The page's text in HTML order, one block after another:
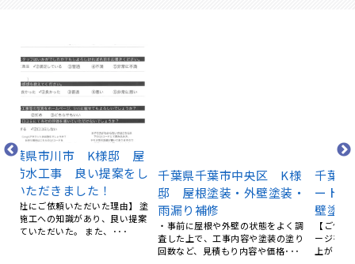
千葉県千葉市中央区 K様
邸 屋根塗装・外壁塗装・
雨漏り補修
・事前に屋根や外壁の状態をよく調
査した上で、工事内容や塗装の塗り
回数など、見積もり内容や価格･･･
千葉県佐倉市 Y様 アパ
ート2棟分 屋根塗装・外
壁塗装・鉄骨階段塗装
【ご依頼いただいた理由】 ホームペ
ージを見て、評判が良かった。 【仕
上がりに関する満足度】 ･･･
千